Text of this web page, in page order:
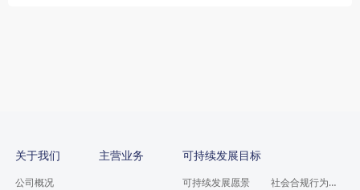
关于我们
公司概况
主营业务 可持续发展目标
可持续发展愿景 社会合规行为准则